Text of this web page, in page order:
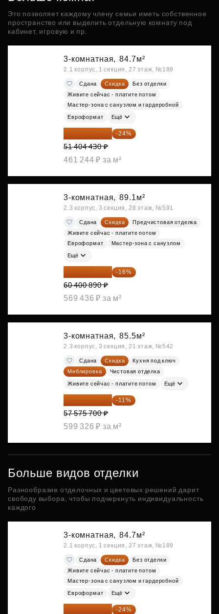
Это позволяет каждому члену семьи иметь собственное
пространство или выделить отдельную комнату под
кабинет, игровую и пр.
3-комнатная, 84.7м²
2.1 корпус, 1 секция, 27 этаж, №189
Сдана Скидка
Без отделки
Живите сейчас - платите потом
Мастер-зона с санузлом и гардеробной
Евроформат Ещё
39 067 367 ₽ -24%
51 404 430 ₽
461 244 ₽ за м²
3-комнатная, 89.1м²
2.3 корпус, 3 секция, 28 этаж, №591
Сдана Скидка
Предчистовая отделка
Живите сейчас - платите потом
Евроформат
Мастер-зона с санузлом
Ещё
50 736 748 ₽ -16%
60 400 890 ₽
569 436 ₽ за м²
3-комнатная, 85.5м²
2.3 корпус, 3 секция, 21 этаж, №542
Сдана Скидка
Кухня под ключ
Меблировка
Чистовая отделка
Живите сейчас - платите потом Ещё
51 242 373 ₽ -11%
57 575 700 ₽
599 326 ₽ за м²
Больше видов отделки
Разнообразие отделочных и цветовых решений дарит
свободу выбора, чтобы подчеркнуть индивидуальность
каждого
3-комнатная, 84.7м²
2.1 корпус, 1 секция, 27 этаж, №189
Сдана Скидка
Без отделки
Живите сейчас - платите потом
Мастер-зона с санузлом и гардеробной
Евроформат Ещё
39 067 367 ₽ -24%